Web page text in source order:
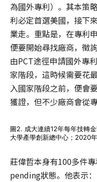
為國外專利）。其本策
利必定首選美國，接下
業走。重點是，在專利
便要開始尋找廠商，徵
由PCT途徑申請國外專
家階段，這時候需要花
入國家階段之前，便會
獲證，但不少廠商會從
圖2. 成大連續12年每年技轉
大學產學創新總中心；2020
莊偉哲本身有100多件
pending狀態。他表示